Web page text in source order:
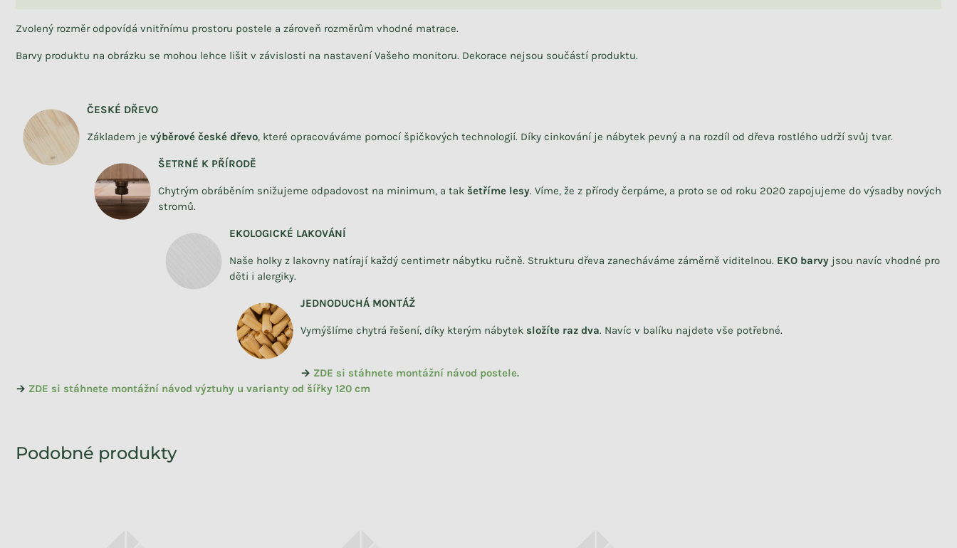
Zvolený rozměr odpovídá vnitřnímu prostoru postele a zároveň rozměrům vhodné matrace.
Barvy produktu na obrázku se mohou lehce lišit v závislosti na nastavení Vašeho monitoru. Dekorace nejsou součástí produktu.
ČESKÉ DŘEVO
Základem je výběrové české dřevo, které opracováváme pomocí špičkových technologií. Díky cinkování je nábytek pevný a na rozdíl od dřeva rostlého udrží svůj tvar.
ŠETRNÉ K PŘÍRODĚ
Chytrým obráběním snižujeme odpadovost na minimum, a tak šetříme lesy. Víme, že z přírody čerpáme, a proto se od roku 2020 zapojujeme do výsadby nových
stromů.
EKOLOGICKÉ LAKOVÁNÍ
Naše holky z lakovny natírají každý centimetr nábytku ručně. Strukturu dřeva zanecháváme záměrně viditelnou. EKO barvy jsou navíc vhodné pro
děti i alergiky.
JEDNODUCHÁ MONTÁŽ
Vymýšlíme chytrá řešení, díky kterým nábytek složíte raz dva. Navíc v balíku najdete vše potřebné.
→ ZDE si stáhnete montážní návod postele.
→ ZDE si stáhnete montážní návod výztuhy u varianty od šířky 120 cm